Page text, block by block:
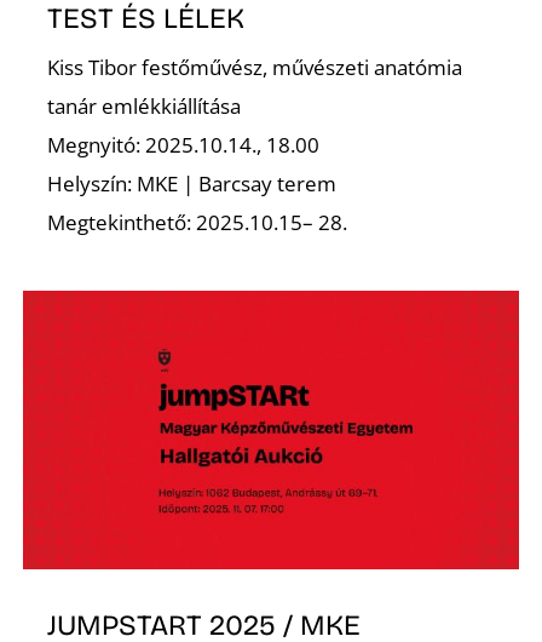
TEST ÉS LÉLEK
Kiss Tibor festőművész, művészeti anatómia
tanár emlékkiállítása
Megnyitó: 2025.10.14., 18.00
Helyszín: MKE | Barcsay terem
Megtekinthető: 2025.10.15– 28.
JUMPSTART 2025 / MKE